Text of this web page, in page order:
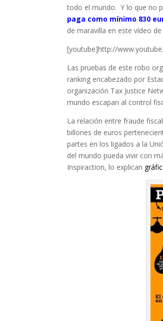
todo el mundo. Y lo que no
paga como mínimo 830
de maravilla en este vídeo
[youtube]http://
Las pruebas de este robo
ranking encabezado por
organización Tax Justice
mundo escapan al control
La relación entre fraude
billones de euros
partes en los ligados a la
del mundo pueda vivir con
Inspiraction, lo explican